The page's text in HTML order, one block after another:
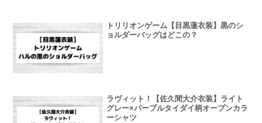
トリリオンゲーム【目黒蓮衣装】黒のシ
ョルダーバッグはどこの？
ラヴィット！【佐久間大介衣装】ライト
グレー×パープルタイダイ柄オープンカラ
ーシャツ